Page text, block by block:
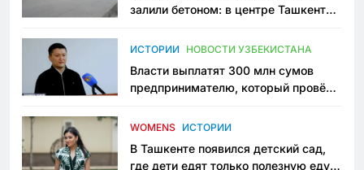
залили бетоном: в центре Ташкента
пространство
ИСТОРИИ НОВОСТИ УЗБЕКИСТАНА
Власти выплатят 300 млн сумов
предпринимателю, который провёл
приговору
WOMENS ИСТОРИИ
В Ташкенте появился детский сад,
где дети едят только полезную еду.